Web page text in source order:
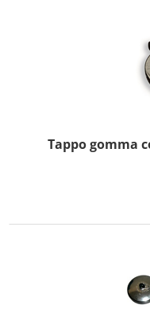
Tappo gomma